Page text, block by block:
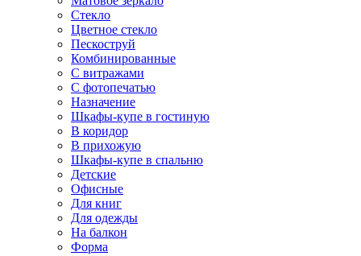
Стекло
Цветное стекло
Пескоструй
Комбинированные
С витражами
С фотопечатью
Назначение
Шкафы-купе в гостиную
В коридор
В прихожую
Шкафы-купе в спальню
Детские
Офисные
Для книг
Для одежды
На балкон
Форма